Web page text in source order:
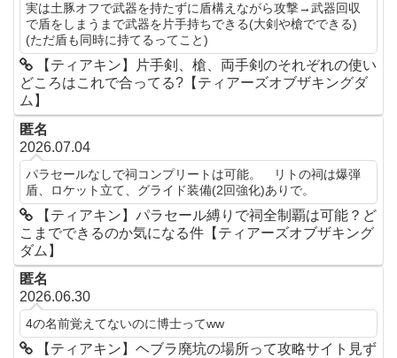
実は土豚オフで武器を持たずに盾構えながら攻撃→武器回収
で盾をしまうまで武器を片手持ちできる(大剣や槍でできる)
(ただ盾も同時に持てるってこと)
【ティアキン】片手剣、槍、両手剣のそれぞれの使い
どころはこれで合ってる?【ティアーズオブザキングダ
ム】
匿名
2026.07.04
パラセールなしで祠コンプリートは可能。 リトの祠は爆弾
盾、ロケット立て、グライド装備(2回強化)ありで。
【ティアキン】パラセール縛りで祠全制覇は可能？ど
こまでできるのか気になる件【ティアーズオブザキング
ダム】
匿名
2026.06.30
4の名前覚えてないのに博士ってww
【ティアキン】ヘブラ廃坑の場所って攻略サイト見ず